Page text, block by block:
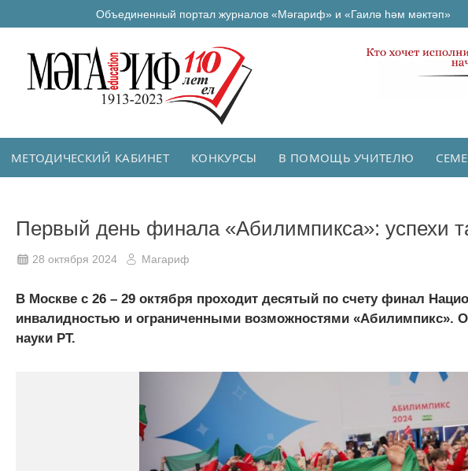
Объединенный портал журналов «Мәгариф» и «Гаилә һәм мәктәп»
МЕТОДИЧЕСКИЙ КАБИНЕТ КОНКУРСЫ В ПОМОЩЬ УЧИТЕЛЮ
Первый день финала «Абилимпикса»: успехи
28 октября 2024 Магариф
В Москве с 26 – 29 октября проходит десятый по счету финал
инвалидностью и ограниченными возможностями «Абилимпикс».
науки РТ.